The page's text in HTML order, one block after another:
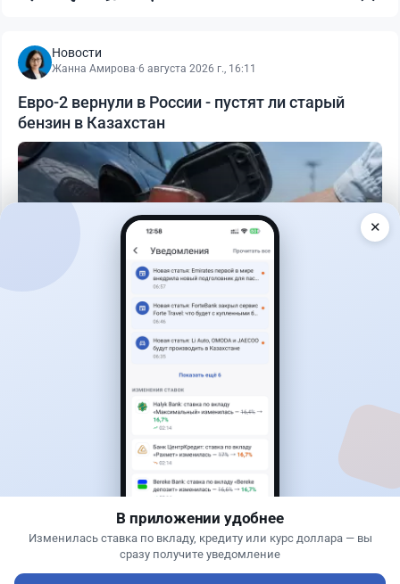
Новости
Жанна Амирова·6 августа 2026 г., 16:11
Евро-2 вернули в России - пустят ли старый
бензин в Казахстан
4 августа 2026 г., 10:17
Въезд в Казахстан изменят: иностранцам
понадобится разрешение
✕
В приложении удобнее
Изменилась ставка по вкладу, кредиту или курс доллара — вы
сразу получите уведомление